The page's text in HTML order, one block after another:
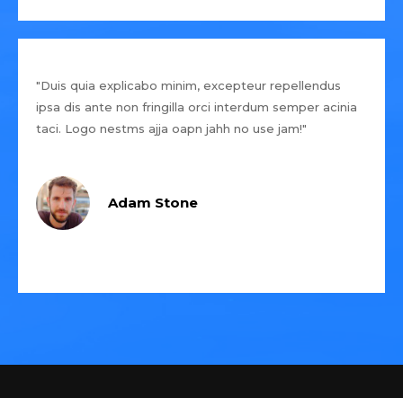
"Duis quia explicabo minim, excepteur repellendus
ipsa dis ante non fringilla orci interdum semper acinia
taci. Logo nestms ajja oapn jahh no use jam!"
Adam Stone